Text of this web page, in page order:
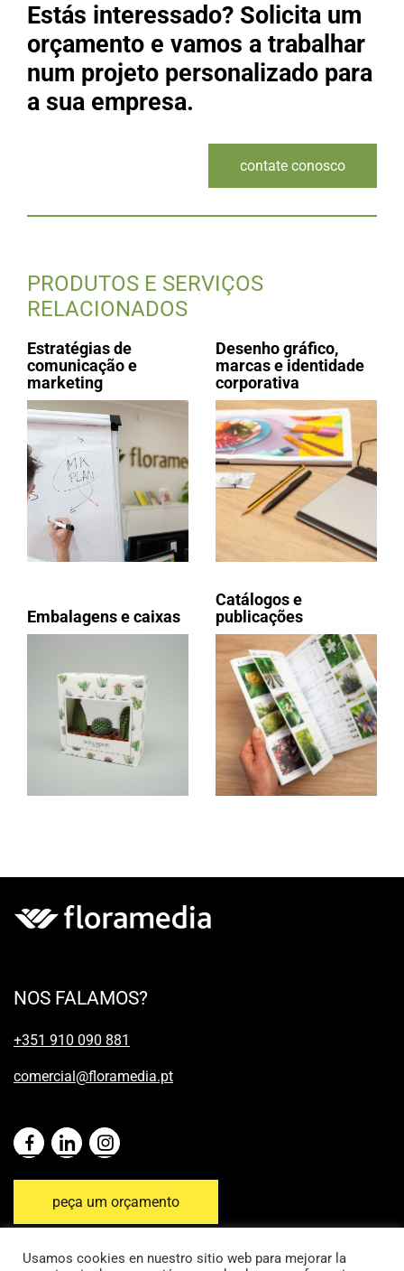
Estás interessado? Solicita um
orçamento e vamos a trabalhar
num projeto personalizado para
a sua empresa.
contate conosco
PRODUTOS E SERVIÇOS
RELACIONADOS
Estratégias de
comunicação e
marketing
Desenho gráfico,
marcas e identidade
corporativa
Embalagens e caixas
Catálogos e
publicações
NOS FALAMOS?
+351 910 090 881
comercial@floramedia.pt
peça um orçamento
Usamos cookies en nuestro sitio web para mejorar la